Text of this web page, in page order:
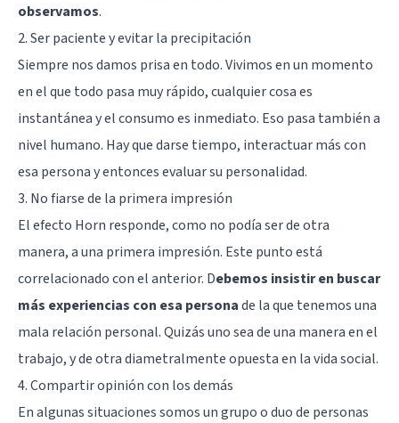
observamos.
2. Ser paciente y evitar la precipitación
Siempre nos damos prisa en todo. Vivimos en un momento
en el que todo pasa muy rápido, cualquier cosa es
instantánea y el consumo es inmediato. Eso pasa también a
nivel humano. Hay que darse tiempo, interactuar más con
esa persona y entonces evaluar su personalidad.
3. No fiarse de la primera impresión
El efecto Horn responde, como no podía ser de otra
manera, a una primera impresión. Este punto está
correlacionado con el anterior. Debemos insistir en buscar
más experiencias con esa personade la que tenemos una
mala relación personal. Quizás uno sea de una manera en el
trabajo, y de otra diametralmente opuesta en la vida social.
4. Compartir opinión con los demás
En algunas situaciones somos un grupo o duo de personas